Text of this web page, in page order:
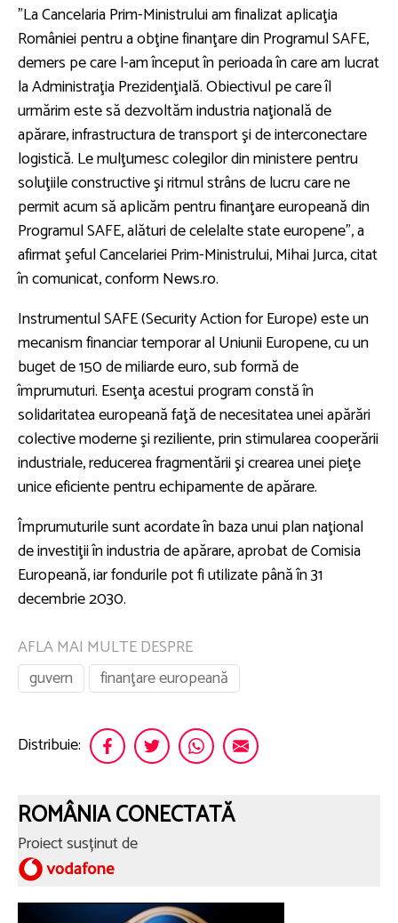
”La Cancelaria Prim-Ministrului am finalizat aplicaţia
României pentru a obţine finanţare din Programul SAFE,
demers pe care l-am început în perioada în care am lucrat
la Administraţia Prezidenţială. Obiectivul pe care îl
urmărim este să dezvoltăm industria naţională de
apărare, infrastructura de transport şi de interconectare
logistică. Le mulţumesc colegilor din ministere pentru
soluţiile constructive şi ritmul strâns de lucru care ne
permit acum să aplicăm pentru finanţare europeană din
Programul SAFE, alături de celelalte state europene”, a
afirmat şeful Cancelariei Prim-Ministrului, Mihai Jurca, citat
în comunicat, conform News.ro.
Instrumentul SAFE (Security Action for Europe) este un
mecanism financiar temporar al Uniunii Europene, cu un
buget de 150 de miliarde euro, sub formă de
împrumuturi. Esenţa acestui program constă în
solidaritatea europeană faţă de necesitatea unei apărări
colective moderne şi reziliente, prin stimularea cooperării
industriale, reducerea fragmentării şi crearea unei pieţe
unice eficiente pentru echipamente de apărare.
Împrumuturile sunt acordate în baza unui plan naţional
de investiţii în industria de apărare, aprobat de Comisia
Europeană, iar fondurile pot fi utilizate până în 31
decembrie 2030.
AFLA MAI MULTE DESPRE
guvern
finanţare europeană
Distribuie:
ROMÂNIA CONECTATĂ
Proiect susținut de